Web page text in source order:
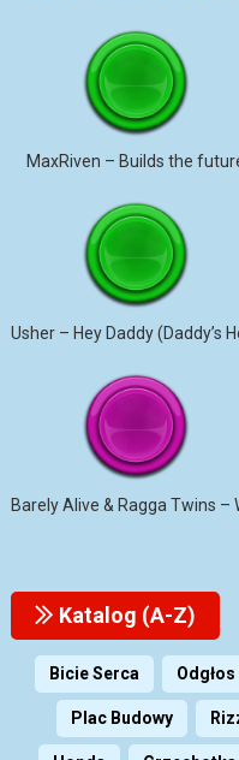
MaxRiven – Builds the
Katalog (A-Z)
Bicie Serca
Plac Budowy